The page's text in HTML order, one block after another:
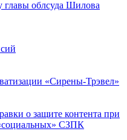
главы облсуда Шилова
«Сирены-Трэвел»
о защите контента при
СЗПК